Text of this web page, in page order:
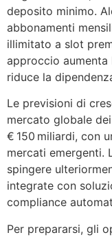
deposito minimo.
abbonamenti
illimitato a slot
approccio
riduce la
Le previsioni di
mercato globale
€ 150 miliardi, con
mercati emergenti.
spingere
integrate con
compliance
Per prepararsi, gli